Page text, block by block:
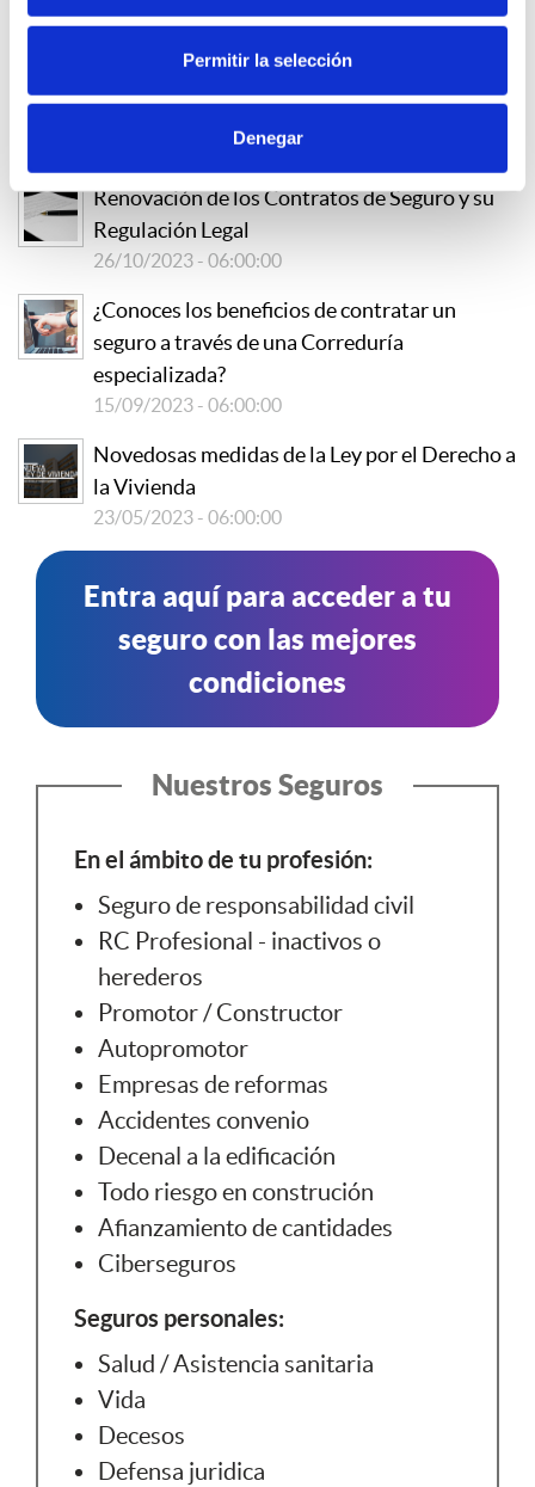
Permitir la selección
Denegar
Revisión de Contratos de Seguros
19/09/2024 - 06:00:00
29/08/2024 - 06:00:00
Renovación de los Contratos de Seguro y su
Regulación Legal
26/10/2023 - 06:00:00
¿Conoces los beneficios de contratar un
seguro a través de una Correduría
especializada?
15/09/2023 - 06:00:00
Novedosas medidas de la Ley por el Derecho a
la Vivienda
23/05/2023 - 06:00:00
Entra aquí para acceder a tu
seguro con las mejores
condiciones
Nuestros Seguros
En el ámbito de tu profesión:
Seguro de responsabilidad civil
RC Profesional - inactivos o
herederos
Promotor / Constructor
Autopromotor
Empresas de reformas
Accidentes convenio
Decenal a la edificación
Todo riesgo en construción
Afianzamiento de cantidades
Ciberseguros
Seguros personales:
Salud / Asistencia sanitaria
Vida
Decesos
Defensa juridica